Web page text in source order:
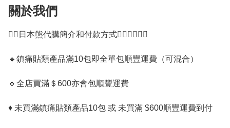
關於我們
👇🏻日本熊代購簡介和付款方式👇🏻👉🏻👈🏻
🔹️鎮痛貼類產品滿10包即全單包順豐運費（可混合）
🔹️全店買滿＄600亦會包順豐運費
♦️ 未買滿鎮痛貼類產品10包 或 未買滿 $600順豐運費到付